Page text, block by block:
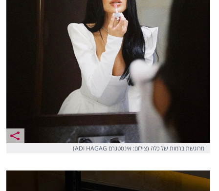
מרוגשת ברמות של כלה (צילום: אינסטגרם ADI HAGAG)